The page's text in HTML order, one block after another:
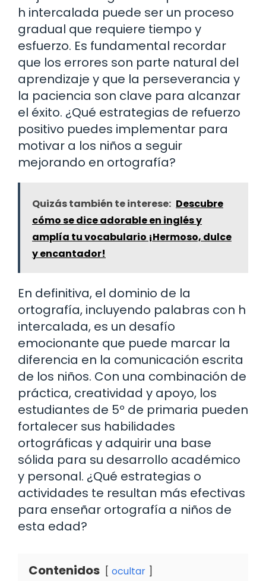
h intercalada puede ser un proceso
gradual que requiere tiempo y
esfuerzo. Es fundamental recordar
que los errores son parte natural del
aprendizaje y que la perseverancia y
la paciencia son clave para alcanzar
el éxito. ¿Qué estrategias de refuerzo
positivo puedes implementar para
motivar a los niños a seguir
mejorando en ortografía?
Quizás también te interese: Descubre
cómo se dice adorable en inglés y
amplía tu vocabulario ¡Hermoso, dulce
y encantador!
En definitiva, el dominio de la
ortografía, incluyendo palabras con h
intercalada, es un desafío
emocionante que puede marcar la
diferencia en la comunicación escrita
de los niños. Con una combinación de
práctica, creatividad y apoyo, los
estudiantes de 5º de primaria pueden
fortalecer sus habilidades
ortográficas y adquirir una base
sólida para su desarrollo académico
y personal. ¿Qué estrategias o
actividades te resultan más efectivas
para enseñar ortografía a niños de
esta edad?
Contenidos ocultar